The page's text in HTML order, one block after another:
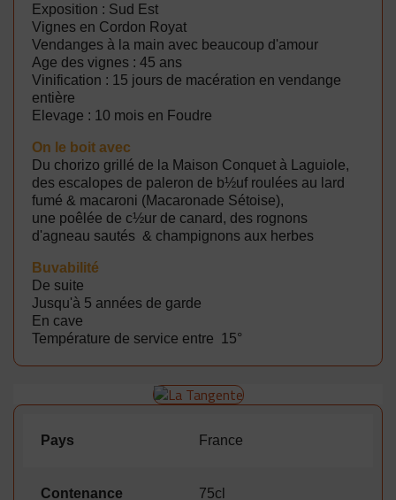
Exposition : Sud Est
Vignes en Cordon Royat
Vendanges à la main avec beaucoup d'amour
Age des vignes : 45 ans
Vinification : 15 jours de macération en vendange
entière
Elevage : 10 mois en Foudre
On le boit avec
Du chorizo grillé de la Maison Conquet à Laguiole,
des escalopes de paleron de b½uf roulées au lard
fumé & macaroni (Macaronade Sétoise),
une poêlée de c½ur de canard, des rognons
d'agneau sautés & champignons aux herbes
Buvabilité
De suite
Jusqu'à 5 années de garde
En cave
Température de service entre 15°
Pays France
Contenance 75cl